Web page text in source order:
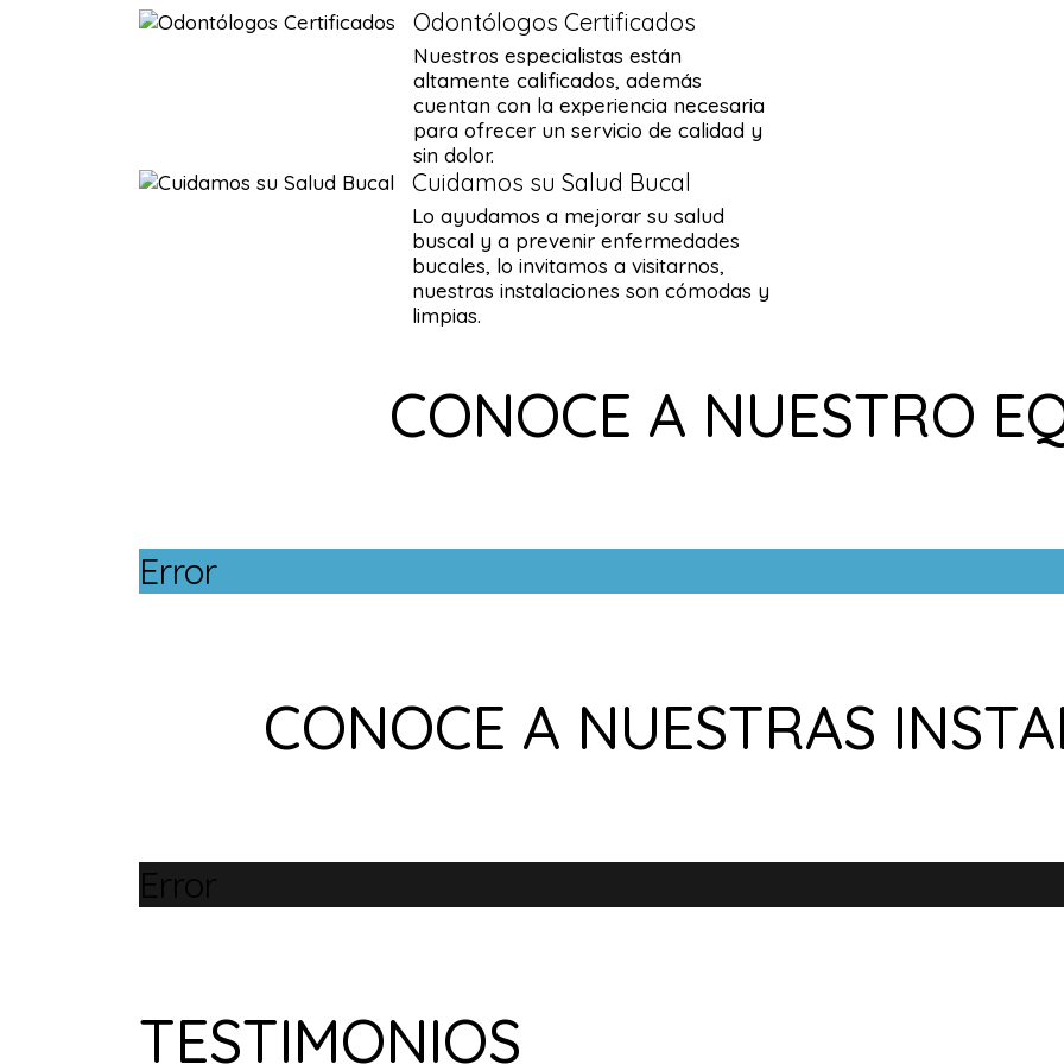
Odontólogos Certificados
Nuestros especialistas están
altamente calificados, además
cuentan con la experiencia necesaria
para ofrecer un servicio de calidad y
sin dolor.
Cuidamos su Salud Bucal
Lo ayudamos a mejorar su salud
buscal y a prevenir enfermedades
bucales, lo invitamos a visitarnos,
nuestras instalaciones son cómodas y
limpias.
CONOCE A NUESTRO
Error
CONOCE A NUESTRAS
Error
TESTIMONIOS